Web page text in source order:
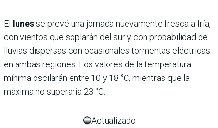
El lunesse prevé una jornada nuevamente fresca a fría,
con vientos que soplarán del sur y con probabilidad de
lluvias dispersas con ocasionales tormentas eléctricas
en ambas regiones. Los valores de la temperatura
mínima oscilarán entre 10 y 18 °C, mientras que la
máxima no superaría 23 °C.
🔵Actualizado